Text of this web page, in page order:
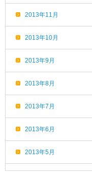
2013年11月
2013年10月
2013年9月
2013年8月
2013年7月
2013年6月
2013年5月